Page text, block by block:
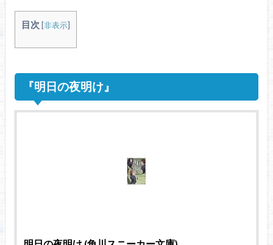
目次 [非表示]
『明日の夜明け』